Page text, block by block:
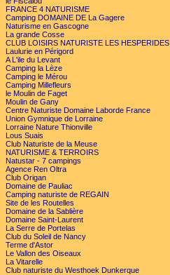
FRANCE 4 NATURISME
Camping DOMAINE DE La Gagere
Naturisme en Gascogne
La grande Cosse
CLUB LOISIRS NATURISTE LES HESPERIDES
Laulurie en Périgord
A L'ile du Levant
Camping la Lèze
Camping le Mérou
Camping Millefleurs
le Moulin de Faget
Moulin de Gany
Centre Naturiste Domaine Laborde France
Union Gymnique de Lorraine
Lorraine Nature Thionville
Lous Suais
Club Naturiste de la Meuse
NATURISME & TERROIRS
Natustar - 7 campings
Agence Ren Oltra
Club Origan
Domaine de Pauliac
Camping naturiste de REGAIN
Site de les Routelles
Domaine de la Sablière
Domaine Saint-Laurent
La Serre de Portelas
Club du Soleil de Nancy
Terme d'Astor
Le Vallon des Oiseaux
La Vitarelle
Club naturiste du Westhoek Dunkerque